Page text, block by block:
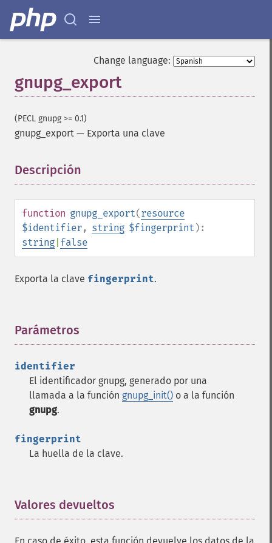
Change language:
gnupg_export
(PECL gnupg >= 0.1)
gnupg_export — Exporta una clave
Descripción
function gnupg_export(resource
$identifier, string $fingerprint ):
string false
Exporta la clave fingerprint.
Parámetros
identifier
El identificador gnupg, generado por una
llamada a la función gnupg_init() o a la función
gnupg.
fingerprint
La huella de la clave.
Valores devueltos